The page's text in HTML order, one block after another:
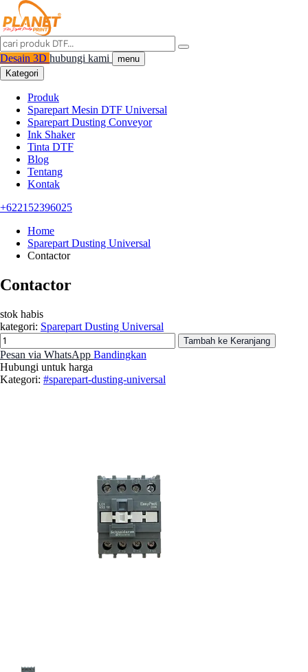
Desain 3D hubungi kami
menu
Kategori
Produk
Sparepart Mesin DTF Universal
Sparepart Dusting Conveyor
Ink Shaker
Tinta DTF
Blog
Tentang
Kontak
+622152396025
Home
Sparepart Dusting Universal
Contactor
Contactor
stok habis
kategori: Sparepart Dusting Universal
Tambah ke Keranjang
Pesan via WhatsApp Bandingkan
Hubungi untuk harga
Kategori: #sparepart-dusting-universal